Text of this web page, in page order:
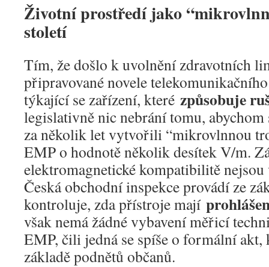
Životní prostředí jako
století
Tím, že došlo k uvolnění zdravotních
připravované novele
týkající se zařízení, které způsobuje
legislativně nic nebrání tomu,
za několik let vytvořili “mikrovlnnou
EMP o hodnotě několik desítek V/m.
elektromagnetické kompatibilitě nejsou
Česká obchodní inspekce provádí ze
kontroluje, zda přístroje mají
však nemá žádné vybavení měřicí
EMP, čili jedná se spíše o formální akt,
základě podnětů občanů.